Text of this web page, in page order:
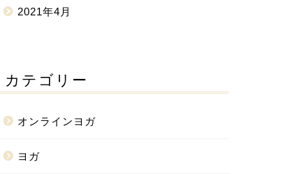
2021年4月
カテゴリー
オンラインヨガ
ヨガ